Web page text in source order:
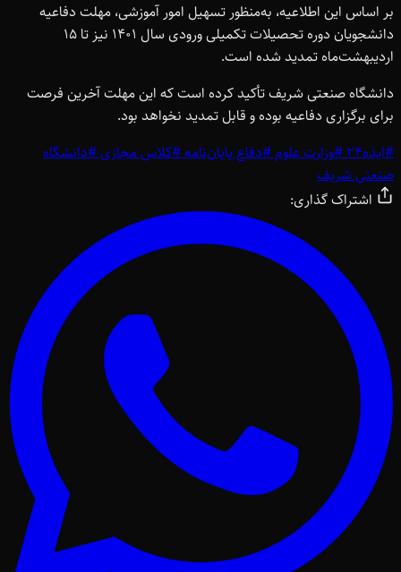
بر اساس این اطلاعیه، به‌منظور تسهیل امور آموزشی، مهلت دفاعیه
دانشجویان دوره تحصیلات تکمیلی ورودی سال 1401 نیز تا 15
اردیبهشت‌ماه تمدید شده است.
دانشگاه صنعتی شریف تأکید کرده است که این مهلت آخرین فرصت
برای برگزاری دفاعیه بوده و قابل تمدید نخواهد بود.
#ایذه24 #وزارت علوم#دفاع پایان‌نامه#کلاس مجازی#دانشگاه
صنعتی شریف
اشتراک گذاری: